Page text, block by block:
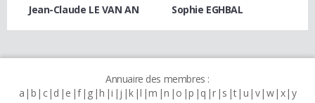
Jean-Claude LE VAN AN Sophie EGHBAL
Annuaire des membres :
a b c d e f g h i j k l m n o p q r s t u v w x y